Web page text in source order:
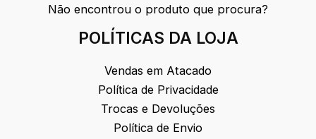
Não encontrou o produto que procura?
POLÍTICAS DA LOJA
Vendas em Atacado
Política de Privacidade
Trocas e Devoluções
Política de Envio